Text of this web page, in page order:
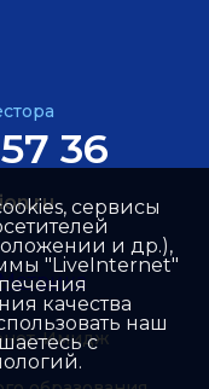
36
Имидж
сервисы
и др.),
"LiveInternet"
качества
наш
с